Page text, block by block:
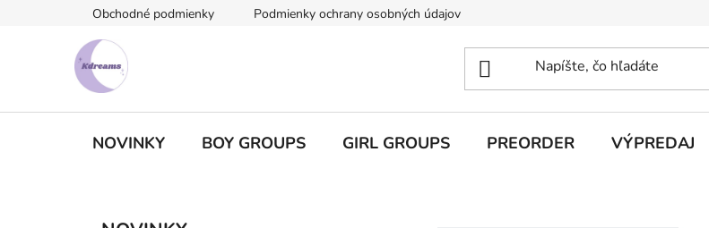
Obchodné podmienky Podmienky ochrany osobných údajov
NOVINKY BOY GROUPS GIRL GROUPS PREORDER VÝPREDAJ
Preskočiť